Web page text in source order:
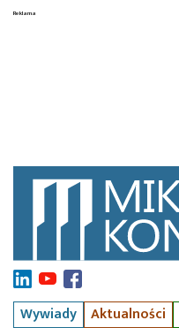
Wywiady Aktualności